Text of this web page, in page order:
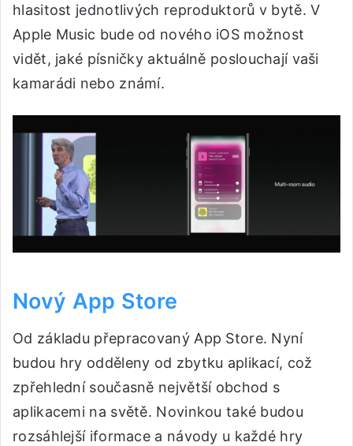
hlasitost jednotlivých reproduktorů v bytě. V
Apple Music bude od nového iOS možnost
vidět, jaké písničky aktuálně poslouchají vaši
kamarádi nebo známí.
Nový App Store
Od základu přepracovaný App Store. Nyní
budou hry odděleny od zbytku aplikací, což
zpřehlední současně největší obchod s
aplikacemi na světě. Novinkou také budou
rozsáhlejší iformace a návody u každé hry